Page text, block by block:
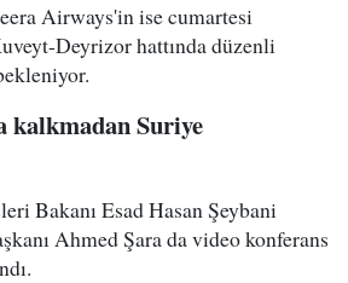
Airways'in ise cumartesi
Deyrizor hattında düzenli
kalkmadan Suriye
Bakanı Esad Hasan Şeybani
Ahmed Şara da video konferans